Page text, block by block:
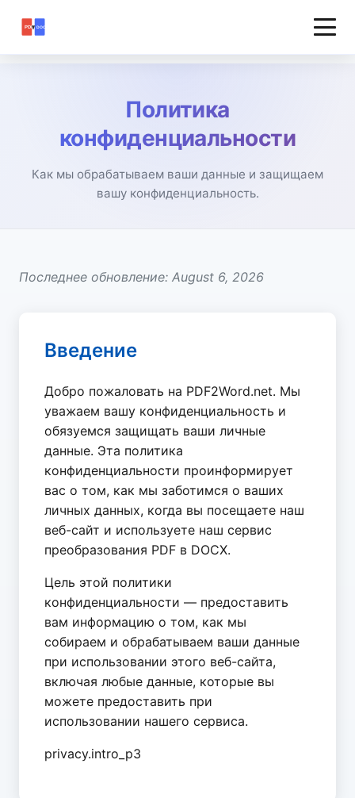
Политика
конфиденциальности
Как мы обрабатываем ваши данные и защищаем
вашу конфиденциальность.
Последнее обновление: August 6, 2026
Введение
Добро пожаловать на PDF2Word.net. Мы
уважаем вашу конфиденциальность и
обязуемся защищать ваши личные
данные. Эта политика
конфиденциальности проинформирует
вас о том, как мы заботимся о ваших
личных данных, когда вы посещаете наш
веб-сайт и используете наш сервис
преобразования PDF в DOCX.
Цель этой политики
конфиденциальности — предоставить
вам информацию о том, как мы
собираем и обрабатываем ваши данные
при использовании этого веб-сайта,
включая любые данные, которые вы
можете предоставить при
использовании нашего сервиса.
privacy.intro_p3